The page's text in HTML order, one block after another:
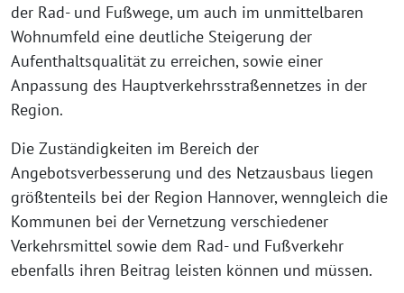
der Rad- und Fußwege, um auch im unmittelbaren
Wohnumfeld eine deutliche Steigerung der
Aufenthaltsqualität zu erreichen, sowie einer
Anpassung des Hauptverkehrsstraßennetzes in der
Region.
Die Zuständigkeiten im Bereich der
Angebotsverbesserung und des Netzausbaus liegen
größtenteils bei der Region Hannover, wenngleich die
Kommunen bei der Vernetzung verschiedener
Verkehrsmittel sowie dem Rad- und Fußverkehr
ebenfalls ihren Beitrag leisten können und müssen.